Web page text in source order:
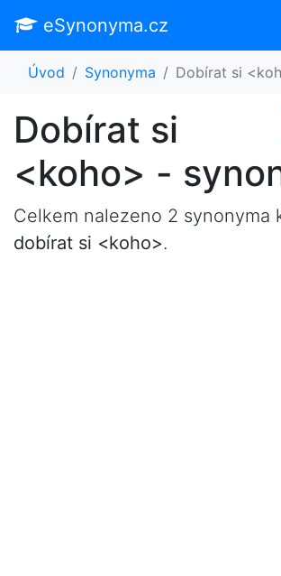
eSynonyma.cz
Úvod Synonyma Dobírat si
Dobírat si
<koho> -
Celkem nalezeno 2 synonyma
dobírat si <koho>.